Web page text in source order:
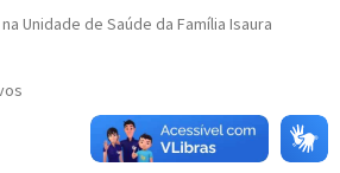
Unidade de Saúde da Família Isaura